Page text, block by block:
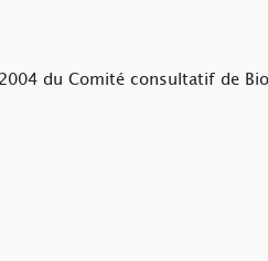
du Comité consultatif de